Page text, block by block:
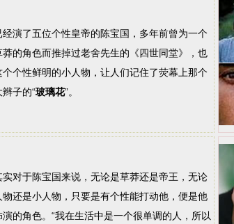
了五位个性皇帝的陈宝国，多年前曾为一个
莽的角色而推掉过老舍先生的《四世同堂》，也
个个性鲜明的小人物，让人们记住了荧幕上那个
子的“玻璃花”。
于陈宝国来说，无论是草莽还是帝王，无论
物还是小人物，只要是有个性能打动他，便是他
演的角色。“我在生活中是一个很单调的人，所以